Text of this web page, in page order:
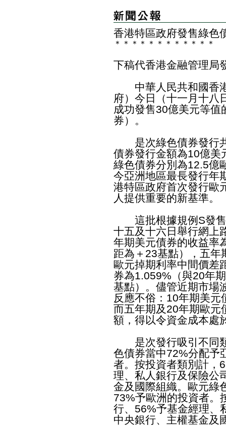
香港特區政府發售綠色
＊ ＊ ＊ ＊ ＊ ＊ ＊ ＊ ＊ ＊ ＊ ＊
下稿代香港金融管理局
中華人民共和國香港
府）今日（十一月十八
成功發售30億美元等值
券）。
是次綠色債券發行共
債券發行金額為10億美
綠色債券分別為12.5億
今亞洲地區最長發行年
港特區政府首次發行歐
人提供重要的新基準。
這批根據規例S發售
十五及十六日舉行網上
年期美元債券的收益率
距為＋23基點），五年
歐元掉期利率中間價差
券為1.059%（與20年
基點）。儘管近期市場
反應不俗：10年期美
而五年期及20年期歐元
額，得以令資金成本處
是次發行吸引不同類
色債券當中72%分配予
者。按投資者類別計，
理、私人銀行及保險公
金及國際組織。歐元綠
73%予歐洲的投資者。
行、56%予基金經理、
中央銀行、主權基金及